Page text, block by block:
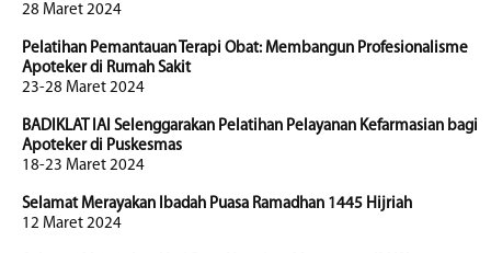
28 Maret 2024
Pelatihan Pemantauan Terapi Obat: Membangun Profesionalisme
Apoteker di Rumah Sakit
23-28 Maret 2024
BADIKLAT IAI Selenggarakan Pelatihan Pelayanan Kefarmasian bagi
Apoteker di Puskesmas
18-23 Maret 2024
Selamat Merayakan Ibadah Puasa Ramadhan 1445 Hijriah
12 Maret 2024